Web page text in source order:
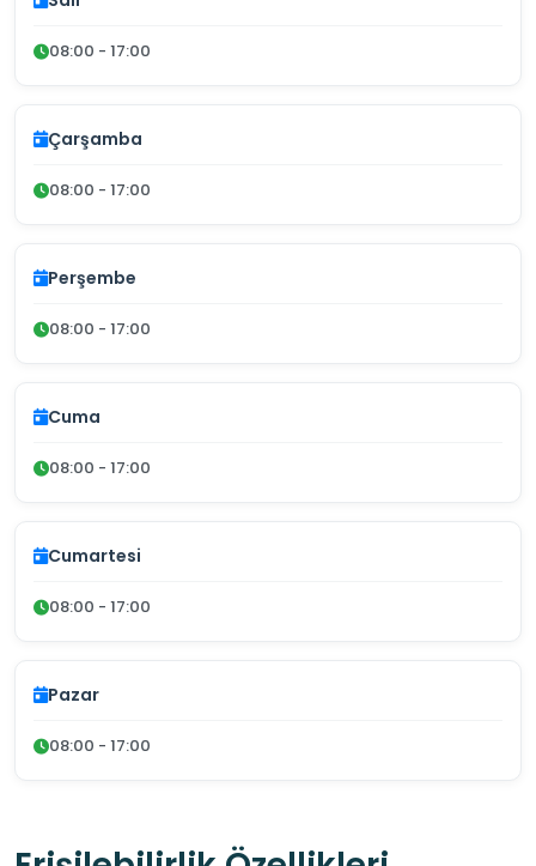
08:00 - 17:00
Çarşamba
08:00 - 17:00
Perşembe
08:00 - 17:00
Cuma
08:00 - 17:00
Cumartesi
08:00 - 17:00
Pazar
08:00 - 17:00